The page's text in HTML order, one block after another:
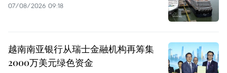
07/08/2026 09:18
越南南亚银行从瑞士金融机构再筹集
2000万美元绿色资金